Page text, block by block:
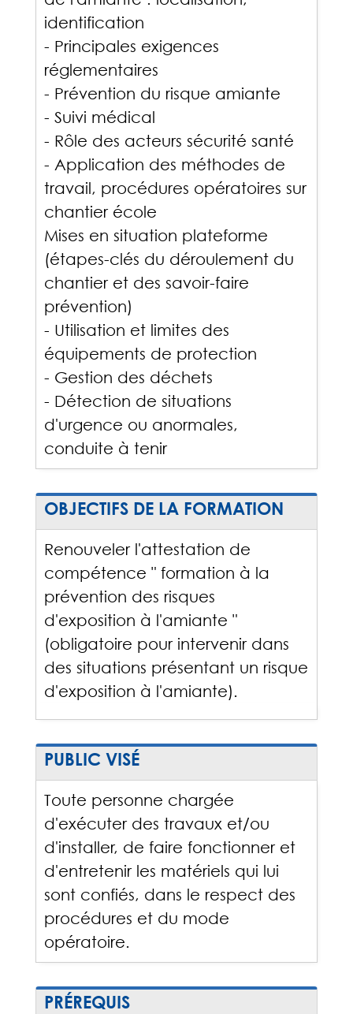
identification
- Principales exigences
réglementaires
- Prévention du risque amiante
- Suivi médical
- Rôle des acteurs sécurité santé
- Application des méthodes de
travail, procédures opératoires sur
chantier école
Mises en situation plateforme
(étapes-clés du déroulement du
chantier et des savoir-faire
prévention)
- Utilisation et limites des
équipements de protection
- Gestion des déchets
- Détection de situations
d'urgence ou anormales,
conduite à tenir
OBJECTIFS DE LA FORMATION
Renouveler l'attestation de
compétence " formation à la
prévention des risques
d'exposition à l'amiante "
(obligatoire pour intervenir dans
des situations présentant un risque
d'exposition à l'amiante).
PUBLIC VISÉ
Toute personne chargée
d'exécuter des travaux et/ou
d'installer, de faire fonctionner et
d'entretenir les matériels qui lui
sont confiés, dans le respect des
procédures et du mode
opératoire.
PRÉREQUIS